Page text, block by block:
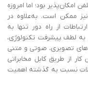
امکان‌پذیر بود؛ اما امروزه
نیز ممکن است. به‌علاوه در
از راه دور تنها به
به لطف پیشرفت تکنولوژی،
تصویری، صوتی و متنی
از طریق کابل مخابراتی
نسبت به گذشته اهمیت